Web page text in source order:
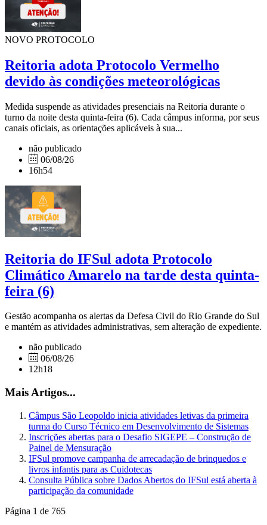
NOVO PROTOCOLO
Reitoria adota Protocolo Vermelho
devido às condições meteorológicas
Medida suspende as atividades presenciais na Reitoria durante o
turno da noite desta quinta-feira (6). Cada câmpus informa, por seus
canais oficiais, as orientações aplicáveis à sua...
não publicado
06/08/26
16h54
Reitoria do IFSul adota Protocolo
Climático Amarelo na tarde desta quinta-
feira (6)
Gestão acompanha os alertas da Defesa Civil do Rio Grande do Sul
e mantém as atividades administrativas, sem alteração de expediente.
não publicado
06/08/26
12h18
Mais Artigos...
Câmpus São Leopoldo inicia atividades letivas da primeira
turma do Curso Técnico em Desenvolvimento de Sistemas
Inscrições abertas para o Desafio SIGEPE – Construção de
Painel de Mensuração
IFSul promove campanha de arrecadação de brinquedos e
livros infantis para as Cuidotecas
Consulta Pública sobre Dados Abertos do IFSul está aberta à
participação da comunidade
Página 1 de 765